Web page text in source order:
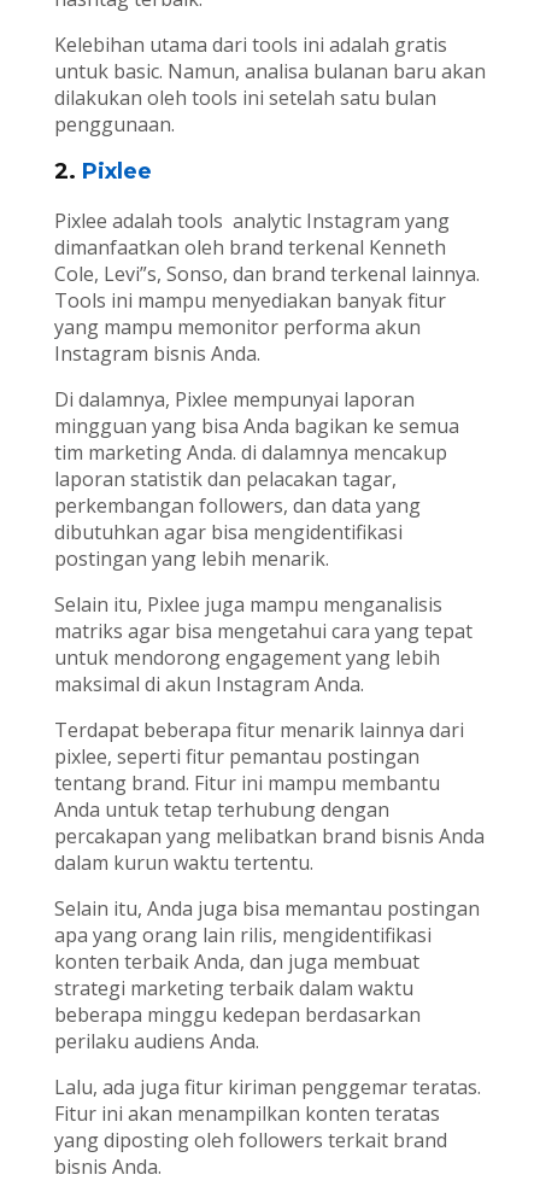
Kelebihan utama dari tools ini adalah gratis
untuk basic. Namun, analisa bulanan baru akan
dilakukan oleh tools ini setelah satu bulan
penggunaan.
2. Pixlee
Pixlee adalah tools analytic Instagram yang
dimanfaatkan oleh brand terkenal Kenneth
Cole, Levi”s, Sonso, dan brand terkenal lainnya.
Tools ini mampu menyediakan banyak fitur
yang mampu memonitor performa akun
Instagram bisnis Anda.
Di dalamnya, Pixlee mempunyai laporan
mingguan yang bisa Anda bagikan ke semua
tim marketing Anda. di dalamnya mencakup
laporan statistik dan pelacakan tagar,
perkembangan followers, dan data yang
dibutuhkan agar bisa mengidentifikasi
postingan yang lebih menarik.
Selain itu, Pixlee juga mampu menganalisis
matriks agar bisa mengetahui cara yang tepat
untuk mendorong engagement yang lebih
maksimal di akun Instagram Anda.
Terdapat beberapa fitur menarik lainnya dari
pixlee, seperti fitur pemantau postingan
tentang brand. Fitur ini mampu membantu
Anda untuk tetap terhubung dengan
percakapan yang melibatkan brand bisnis Anda
dalam kurun waktu tertentu.
Selain itu, Anda juga bisa memantau postingan
apa yang orang lain rilis, mengidentifikasi
konten terbaik Anda, dan juga membuat
strategi marketing terbaik dalam waktu
beberapa minggu kedepan berdasarkan
perilaku audiens Anda.
Lalu, ada juga fitur kiriman penggemar teratas.
Fitur ini akan menampilkan konten teratas
yang diposting oleh followers terkait brand
bisnis Anda.